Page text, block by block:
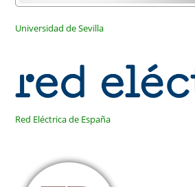
Universidad de Sevilla
Red Eléctrica de España